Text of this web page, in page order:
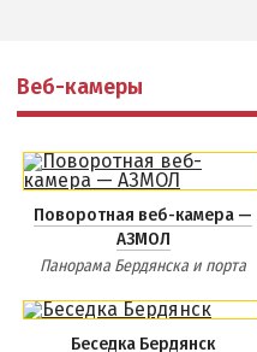
Веб-камеры
Поворотная веб-камера —
АЗМОЛ
Панорама Бердянска и порта
Беседка Бердянск